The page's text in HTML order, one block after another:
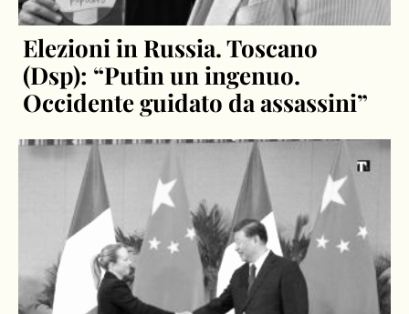
Elezioni in Russia. Toscano
(Dsp): “Putin un ingenuo.
Occidente guidato da assassini”